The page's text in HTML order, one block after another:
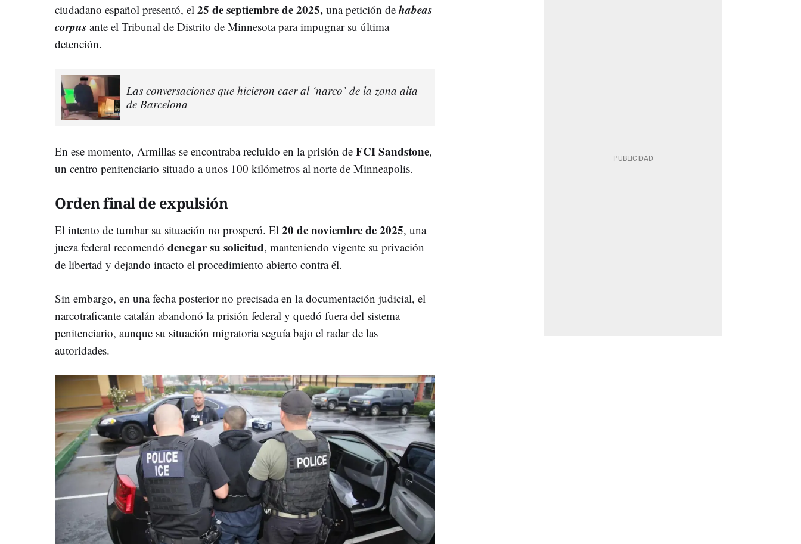
ciudadano español presentó, el 25 de septiembre de 2025, una petición de habeas
corpus ante el Tribunal de Distrito de Minnesota para impugnar su última
detención.
Las conversaciones que hicieron caer al ‘narco’ de la zona alta
de Barcelona
En ese momento, Armillas se encontraba recluido en la prisión de FCI Sandstone,
un centro penitenciario situado a unos 100 kilómetros al norte de Minneapolis.
Orden final de expulsión
El intento de tumbar su situación no prosperó. El 20 de noviembre de 2025, una
jueza federal recomendó denegar su solicitud, manteniendo vigente su privación
de libertad y dejando intacto el procedimiento abierto contra él.
Sin embargo, en una fecha posterior no precisada en la documentación judicial, el
narcotraficante catalán abandonó la prisión federal y quedó fuera del sistema
penitenciario, aunque su situación migratoria seguía bajo el radar de las
autoridades.